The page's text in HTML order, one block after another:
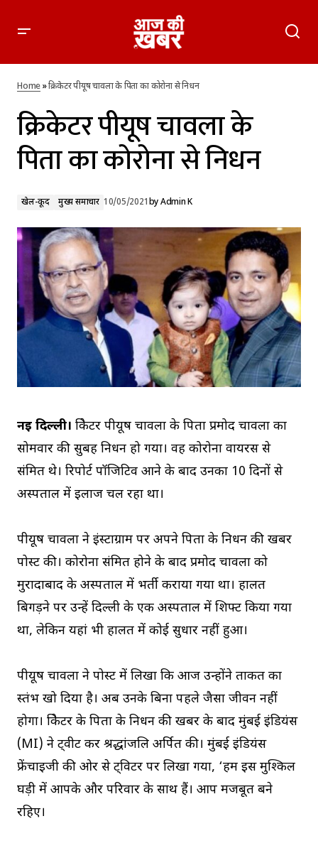
क्रिकेटर पीयूष चावला के पिता का कोरोना से निधन
Home»क्रिकेटर पीयूष चावला के पिता का कोरोना से निधन
क्रिकेटर पीयूष चावला के
पिता का कोरोना से निधन
खेल-कूद मुख्य समाचार 10/05/2021byAdmin K
नई दिल्ली। क्रिकेटर पीयूष चावला के पिता प्रमोद चावला का
सोमवार की सुबह निधन हो गया। वह कोरोना वायरस से
संक्रमित थे। रिपोर्ट पॉजिटिव आने के बाद उनका 10 दिनों से
अस्पताल में इलाज चल रहा था।
पीयूष चावला ने इंस्टाग्राम पर अपने पिता के निधन की खबर
पोस्ट की। कोरोना संक्रमित होने के बाद प्रमोद चावला को
मुरादाबाद के अस्पताल में भर्ती कराया गया था। हालत
बिगड़ने पर उन्हें दिल्ली के एक अस्पताल में शिफ्ट किया गया
था, लेकिन यहां भी हालत में कोई सुधार नहीं हुआ।
पीयूष चावला ने पोस्ट में लिखा कि आज उन्होंने ताकत का
स्तंभ खो दिया है। अब उनके बिना पहले जैसा जीवन नहीं
होगा। क्रिकेटर के पिता के निधन की खबर के बाद मुंबई इंडियंस
(MI) ने ट्वीट कर श्रद्धांजलि अर्पित की। मुंबई इंडियंस
फ्रेंचाइजी की ओर से ट्विटर पर लिखा गया, ‘हम इस मुश्किल
घड़ी में आपके और परिवार के साथ हैं। आप मजबूत बने
रहिए।